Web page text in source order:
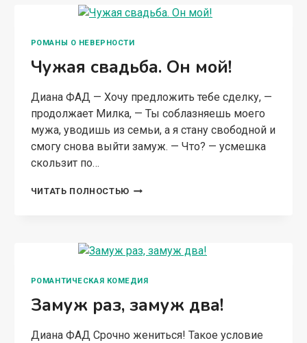
РОМАНЫ О НЕВЕРНОСТИ
Чужая свадьба. Он мой!
Диана ФАД — Хочу предложить тебе сделку, —
продолжает Милка, — Ты соблазняешь моего
мужа, уводишь из семьи, а я стану свободной и
смогу снова выйти замуж. — Что? — усмешка
скользит по…
ЧИТАТЬ ПОЛНОСТЬЮ ЧУЖАЯ
РОМАНТИЧЕСКАЯ КОМЕДИЯ
Замуж раз, замуж два!
Диана ФАД Срочно жениться! Такое условие